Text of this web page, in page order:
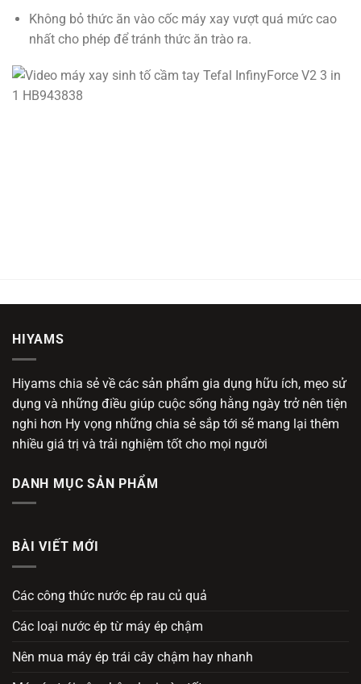
Không bỏ thức ăn vào cốc máy xay vượt quá mức cao
nhất cho phép để tránh thức ăn trào ra.
HIYAMS
Hiyams chia sẻ về các sản phẩm gia dụng hữu ích, mẹo sử
dụng và những điều giúp cuộc sống hằng ngày trở nên tiện
nghi hơn Hy vọng những chia sẻ sắp tới sẽ mang lại thêm
nhiều giá trị và trải nghiệm tốt cho mọi người
DANH MỤC SẢN PHẨM
BÀI VIẾT MỚI
Các công thức nước ép rau củ quả
Các loại nước ép từ máy ép chậm
Nên mua máy ép trái cây chậm hay nhanh